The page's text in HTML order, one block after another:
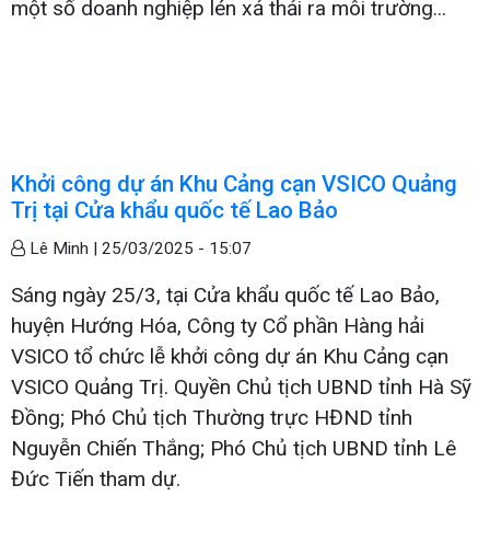
một số doanh nghiệp lén xả thải ra môi trường...
Khởi công dự án Khu Cảng cạn VSICO Quảng
Trị tại Cửa khẩu quốc tế Lao Bảo
Lê Minh | 25/03/2025 - 15:07
Sáng ngày 25/3, tại Cửa khẩu quốc tế Lao Bảo,
huyện Hướng Hóa, Công ty Cổ phần Hàng hải
VSICO tổ chức lễ khởi công dự án Khu Cảng cạn
VSICO Quảng Trị. Quyền Chủ tịch UBND tỉnh Hà Sỹ
Đồng; Phó Chủ tịch Thường trực HĐND tỉnh
Nguyễn Chiến Thắng; Phó Chủ tịch UBND tỉnh Lê
Đức Tiến tham dự.